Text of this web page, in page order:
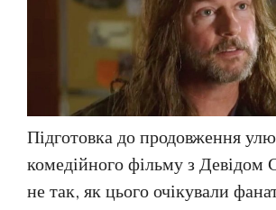
Підготовка до продовження
комедійного фільму з Девідом
не так, як цього очікували